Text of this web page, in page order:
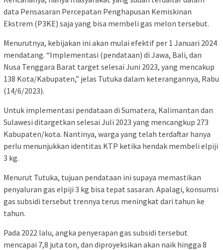
data Pensasaran Percepatan Penghapusan Kemiskinan
Ekstrem (P3KE) saja yang bisa membeli gas melon tersebut.
Menurutnya, kebijakan ini akan mulai efektif per 1 Januari 2024
mendatang. “Implementasi (pendataan) di Jawa, Bali, dan
Nusa Tenggara Barat target selesai Juni 2023, yang mencakup
138 Kota/Kabupaten,” jelas Tutuka dalam keterangannya, Rabu
(14/6/2023).
Untuk implementasi pendataan di Sumatera, Kalimantan dan
Sulawesi ditargetkan selesai Juli 2023 yang mencangkup 273
Kabupaten/kota. Nantinya, warga yang telah terdaftar hanya
perlu menunjukkan identitas KTP ketika hendak membeli elpiji
3 kg.
Menurut Tutuka, tujuan pendataan ini supaya memastikan
penyaluran gas elpiji 3 kg bisa tepat sasaran. Apalagi, konsumsi
gas subsidi tersebut trennya terus meningkat dari tahun ke
tahun.
Pada 2022 lalu, angka penyerapan gas subsidi tersebut
mencapai 7,8 juta ton, dan diproyeksikan akan naik hingga 8